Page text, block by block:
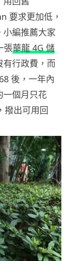
要求更加低，
小編推薦大家
張華龍 4G 儲
有行政費，而
後，一年內
一個月只花
撥出可用回